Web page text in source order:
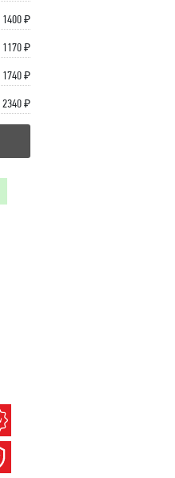
1400 ₽
1170 ₽
1740 ₽
2340 ₽